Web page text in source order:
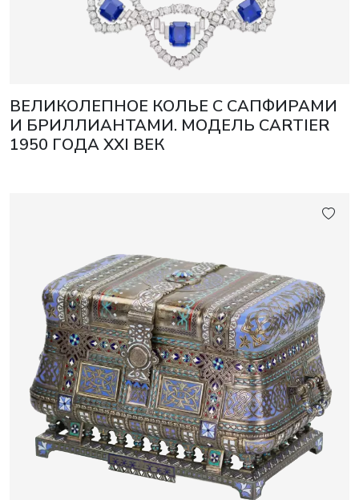
ВЕЛИКОЛЕПНОЕ КОЛЬЕ С САПФИРАМИ
И БРИЛЛИАНТАМИ. МОДЕЛЬ CARTIER
1950 ГОДА XXI ВЕК